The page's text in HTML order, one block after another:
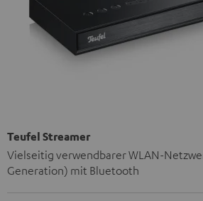
Teufel Streamer
Vielseitig verwendbarer WLAN-
Generation) mit Bluetooth